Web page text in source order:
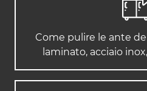
Come pulire le ante
laminato, acciaio